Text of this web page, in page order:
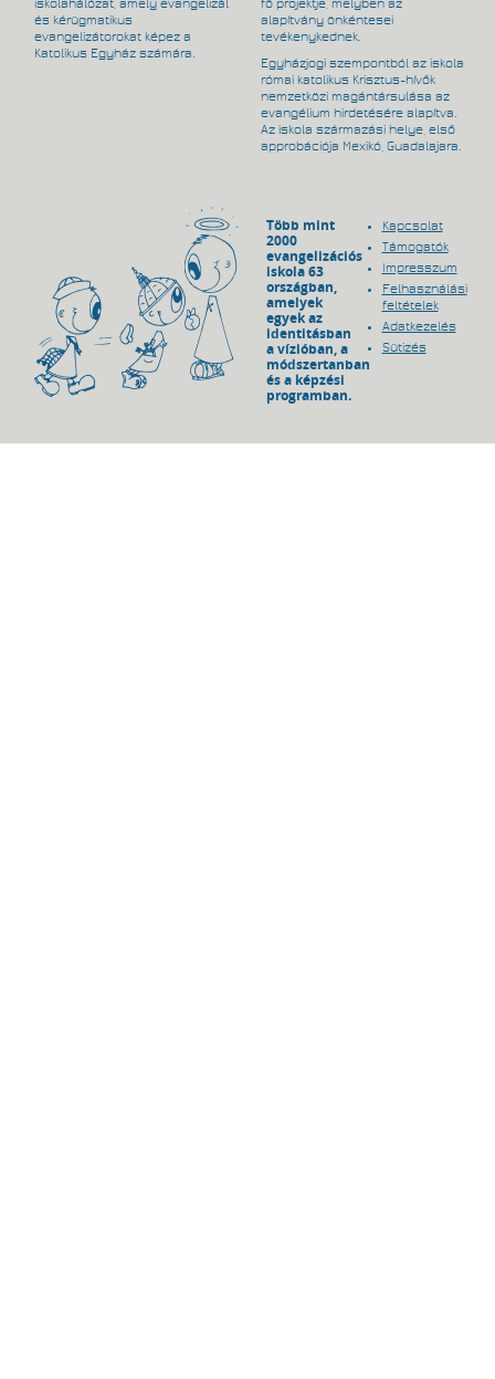
iskolahálózat, amely evangelizál
és kérügmatikus
evangelizátorokat képez a
Katolikus Egyház számára.
fő projektje, melyben az
alapítvány önkéntesei
tevékenykednek.
Egyházjogi szempontból az iskola
római katolikus Krisztus-hívők
nemzetközi magántársulása az
evangélium hirdetésére alapítva.
Az iskola származási helye, első
approbációja Mexikó, Guadalajara.
Több mint
2000
evangelizációs
iskola 63
országban,
amelyek
egyek az
identitásban
a vízióban, a
módszertanban
és a képzési
programban.
Kapcsolat
Támogatók
Impresszum
Felhasználási
feltételek
Adatkezelés
Sütizés